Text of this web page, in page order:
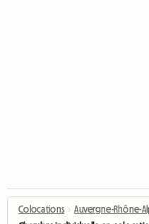
Colocations › Auvergne-Rhône-